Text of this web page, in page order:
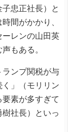
忠正社長）と
間がかかり、
レンの山田英
もある。
ンプ関税が与
」（モリリン
素が多すぎて
社長）といっ